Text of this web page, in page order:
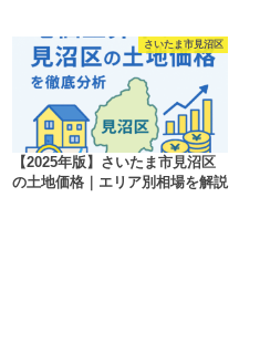
さいたま市見沼区
【2025年版】さいたま市見沼区
の土地価格｜エリア別相場を解説